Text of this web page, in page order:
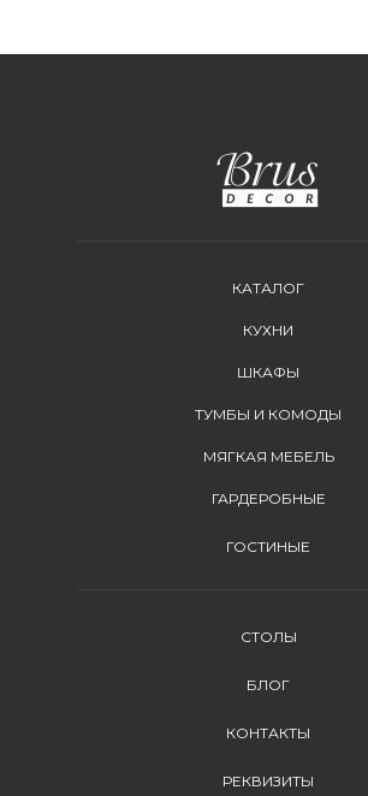
КАТАЛОГ
КУХНИ
ШКАФЫ
ТУМБЫ И КОМОДЫ
МЯГКАЯ МЕБЕЛЬ
ГАРДЕРОБНЫЕ
ГОСТИНЫЕ
БЛОГ
КОНТАКТЫ
РЕКВИЗИТЫ
СТОЛЫ